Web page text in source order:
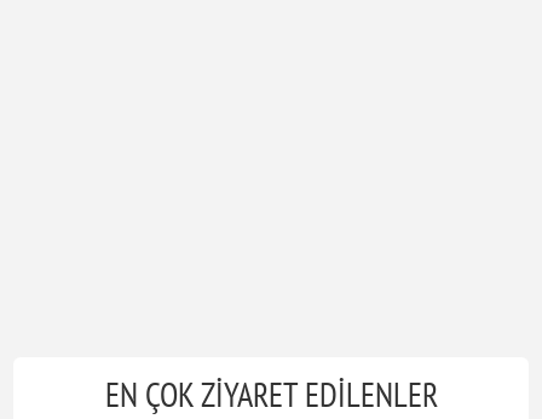
EN ÇOK ZİYARET EDİLENLER